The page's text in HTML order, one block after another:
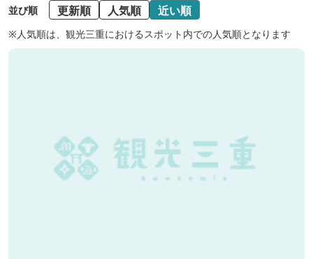
並び順 更新順 人気順 近い順
※人気順は、観光三重におけるスポット内での人気順となります